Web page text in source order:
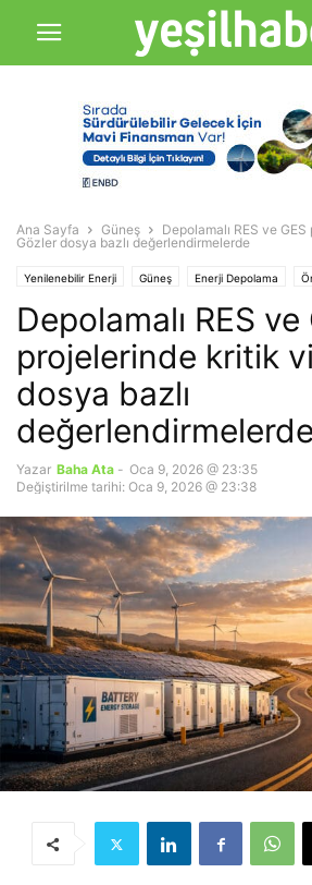
Ana Sayfa Güneş
Depolamalı RES ve
Gözler dosya bazlı değerlendirmelerde
Yenilenebilir Enerji Güneş Enerji Depolama
Yeşil Ekonomi
Depolamalı RES ve
projelerinde kritik
dosya bazlı
değerlendirmelerde
Yazar Baha Ata - Oca 9, 2026 @ 23:35
Değiştirilme tarihi: Oca 9, 2026 @ 23:38